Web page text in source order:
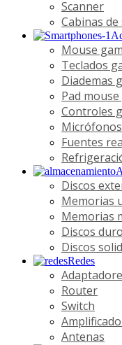
Scanner
Cabinas
Mouse
Teclados
Diademas
Pad
Controles
Fuentes
Discos
Memorias
Memorias
Discos
Discos
Redes
Router
Switch
Antenas